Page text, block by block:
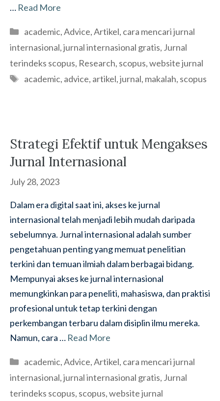
… Read More
Categories
academic,Advice,Artikel, cara mencari jurnal
internasional,jurnal internasional gratis, Jurnal
terindeks scopus, Research, scopus,website jurnal
Tags
academic, advice, artikel,jurnal, makalah, scopus
Strategi Efektif untuk Mengakses
Jurnal Internasional
July 28, 2023
Dalam era digital saat ini, akses ke jurnal
internasional telah menjadi lebih mudah daripada
sebelumnya. Jurnal internasional adalah sumber
pengetahuan penting yang memuat penelitian
terkini dan temuan ilmiah dalam berbagai bidang.
Mempunyai akses ke jurnal internasional
memungkinkan para peneliti, mahasiswa, dan praktisi
profesional untuk tetap terkini dengan
perkembangan terbaru dalam disiplin ilmu mereka.
Namun, cara … Read More
Categories
academic,Advice,Artikel, cara mencari jurnal
internasional,jurnal internasional gratis, Jurnal
terindeks scopus, scopus,website jurnal